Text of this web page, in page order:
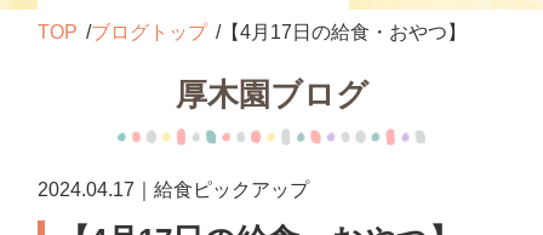
TOP ブログトップ 【4月17日の給食・おやつ】
厚木園ブログ
2024.04.17｜給食ピックアップ